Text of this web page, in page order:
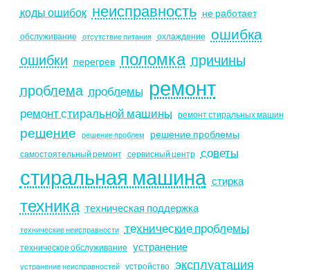
коды ошибок неисправность не работает
обслуживание отсутствие питания охлаждение ошибка
ошибки
перегрев поломка причины
проблема проблемы ремонт
ремонт стиральной машины ремонт стиральных машин
решение решение проблем решение проблемы
самостоятельный ремонт сервисный центр советы
стиральная машина стирка
техника техническая поддержка
технические неисправности технические проблемы
техническое обслуживание устранение
устранение неисправностей устройство эксплуатация